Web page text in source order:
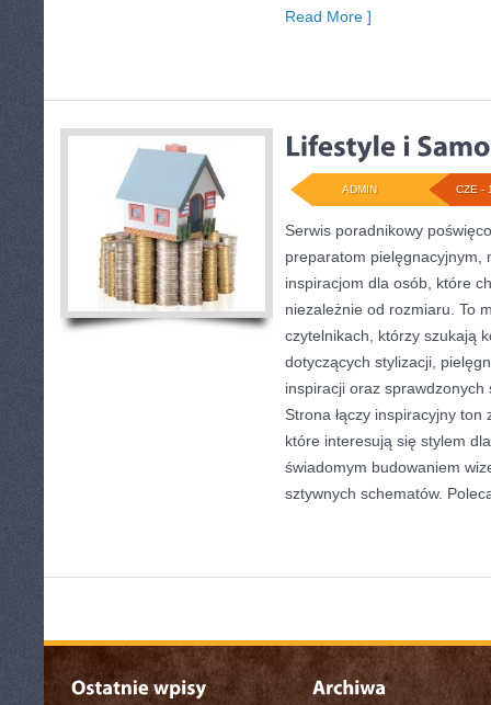
Read More ]
CZE -
ADMIN
Serwis poradnikowy
preparatom pielęgnacyjnym,
inspiracjom dla osób, które
niezależnie od rozmiaru. To
czytelnikach, którzy szukają
dotyczących stylizacji,
inspiracji oraz
Strona łączy inspiracyjny
które interesują się stylem
świadomym budowaniem
sztywnych schematów.